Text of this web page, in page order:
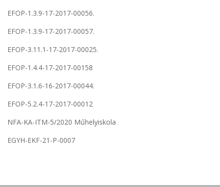
EFOP-1.3.9-17-2017-00056.
EFOP-1.3.9-17-2017-00057.
EFOP-3.11.1-17-2017-00025.
EFOP-1.4.4-17-2017-00158
EFOP-3.1.6-16-2017-00044.
EFOP-5.2.4-17-2017-00012
NFA-KA-ITM-5/2020 Műhelyiskola
EGYH-EKF-21-P-0007